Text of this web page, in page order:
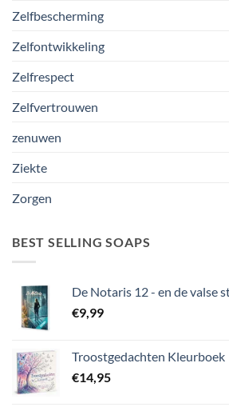
Zelfbescherming
Zelfontwikkeling
Zelfrespect
Zelfvertrouwen
zenuwen
Ziekte
Zorgen
BEST SELLING SOAPS
De Notaris 12 - en de valse
€9,99
Troostgedachten Kleurboek
€14,95